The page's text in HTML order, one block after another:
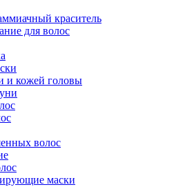
краситель
для волос
и кожей головы
волос
маски